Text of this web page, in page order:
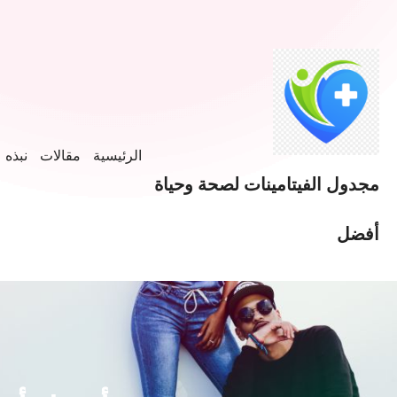
المحتوى
مجدول الفيتامينات لصحة وحياة
أفضل
الرئيسية مقالات نبذه